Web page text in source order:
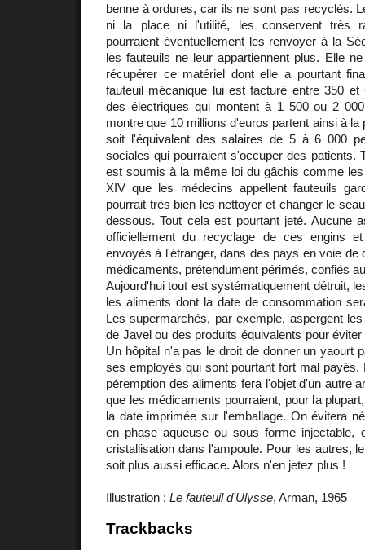
benne à ordures, car ils ne sont pas recyclés.
ni la place ni l'utilité, les conservent très
pourraient éventuellement les renvoyer à la
les fauteuils ne leur appartiennent plus. Elle
récupérer ce matériel dont elle a pourtant
fauteuil mécanique lui est facturé entre 350
des électriques qui montent à 1 500 ou 2
montre que 10 millions d'euros partent ainsi à la
soit l'équivalent des salaires de 5 à 6 000
sociales qui pourraient s'occuper des patients.
est soumis à la même loi du gâchis comme
XIV que les médecins appellent fauteuils
pourrait très bien les nettoyer et changer le
dessous. Tout cela est pourtant jeté. Aucune
officiellement du recyclage de ces engins
envoyés à l'étranger, dans des pays en voie de
médicaments, prétendument périmés, confiés
Aujourd'hui tout est systématiquement détruit,
les aliments dont la date de consommation
Les supermarchés, par exemple, aspergent
de Javel ou des produits équivalents pour
Un hôpital n'a pas le droit de donner un yaourt
ses employés qui sont pourtant fort mal payés.
péremption des aliments fera l'objet d'un autre
que les médicaments pourraient, pour la
la date imprimée sur l'emballage. On évitera
en phase aqueuse ou sous forme
cristallisation dans l'ampoule. Pour les autres,
soit plus aussi efficace. Alors n'en jetez plus !
Illustration : Le fauteuil d'Ulysse, Arman, 1965
Trackbacks